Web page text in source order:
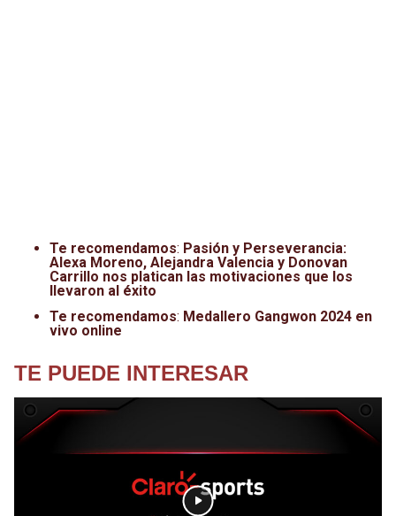
Te recomendamos: Pasión y Perseverancia:
Alexa Moreno, Alejandra Valencia y Donovan
Carrillo nos platican las motivaciones que los
llevaron al éxito
Te recomendamos: Medallero Gangwon 2024 en
vivo online
TE PUEDE INTERESAR